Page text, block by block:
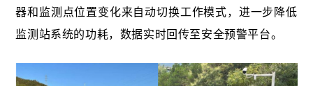
器和监测点位置变化来自动切换工作模式，进一步降低
监测站系统的功耗，数据实时回传至安全预警平台。